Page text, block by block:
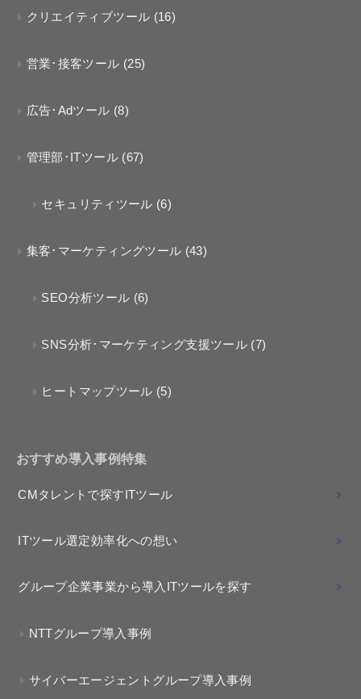
クリエイティブツール (16)
営業･接客ツール (25)
広告･Adツール (8)
管理部･ITツール (67)
セキュリティツール (6)
集客･マーケティングツール (43)
SEO分析ツール (6)
SNS分析･マーケティング支援ツール (7)
ヒートマップツール (5)
おすすめ導入事例特集
CMタレントで探すITツール
ITツール選定効率化への想い
グループ企業事業から導入ITツールを探す
NTTグループ導入事例
サイバーエージェントグループ導入事例